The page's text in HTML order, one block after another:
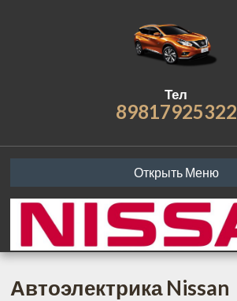
Тел
89817925322
Открыть Меню
Автоэлектрика Nissan